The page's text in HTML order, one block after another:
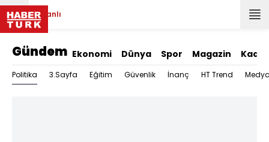
Canlı
Gündem Ekonomi Dünya Spor Magazin Kadın
Politika 3.Sayfa Eğitim Güvenlik İnanç HT Trend